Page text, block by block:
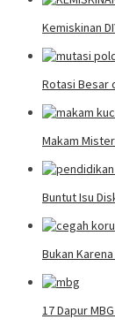
Kemiskinan
Rotasi Besar
Makam
Buntut Isu
Bukan
17 Dapur